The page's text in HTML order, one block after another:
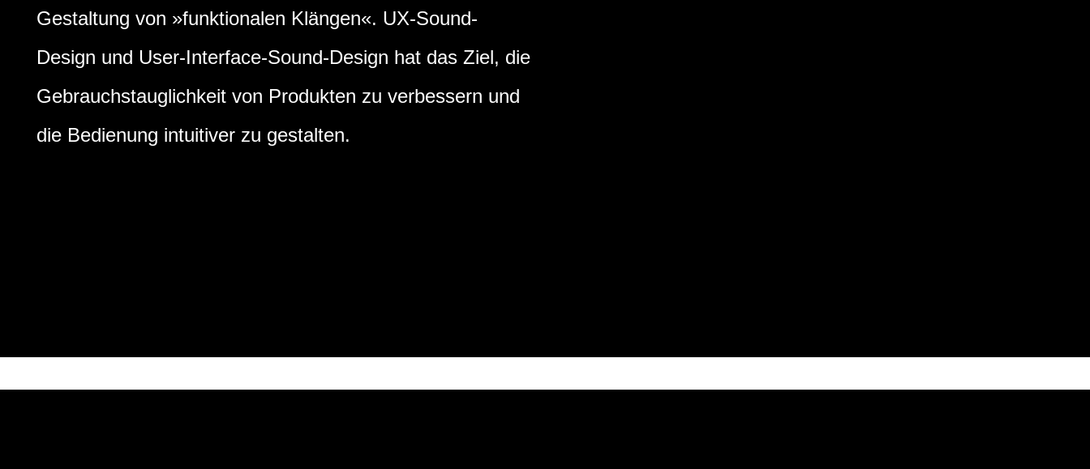
Gestaltung von »funktionalen Klängen«. UX-Sound-
Design und User-Interface-Sound-Design hat das Ziel, die
Gebrauchstauglichkeit von Produkten zu verbessern und
die Bedienung intuitiver zu gestalten.